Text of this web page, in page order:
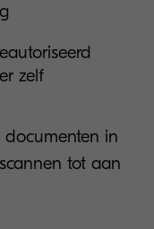
zelf
documenten in
tot aan